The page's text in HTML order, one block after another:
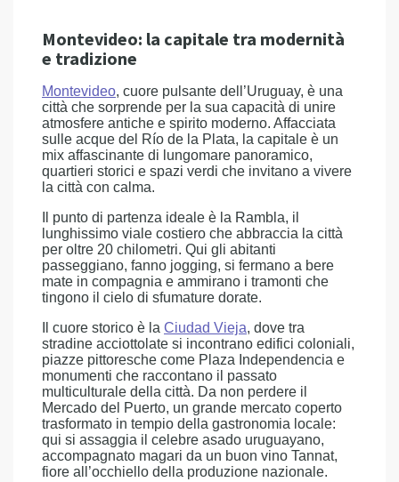
Montevideo: la capitale tra modernità
e tradizione
Montevideo, cuore pulsante dell’Uruguay, è una
città che sorprende per la sua capacità di unire
atmosfere antiche e spirito moderno. Affacciata
sulle acque del Río de la Plata, la capitale è un
mix affascinante di lungomare panoramico,
quartieri storici e spazi verdi che invitano a vivere
la città con calma.
Il punto di partenza ideale è la Rambla, il
lunghissimo viale costiero che abbraccia la città
per oltre 20 chilometri. Qui gli abitanti
passeggiano, fanno jogging, si fermano a bere
mate in compagnia e ammirano i tramonti che
tingono il cielo di sfumature dorate.
Il cuore storico è la Ciudad Vieja, dove tra
stradine acciottolate si incontrano edifici coloniali,
piazze pittoresche come Plaza Independencia e
monumenti che raccontano il passato
multiculturale della città. Da non perdere il
Mercado del Puerto, un grande mercato coperto
trasformato in tempio della gastronomia locale:
qui si assaggia il celebre asado uruguayano,
accompagnato magari da un buon vino Tannat,
fiore all’occhiello della produzione nazionale.